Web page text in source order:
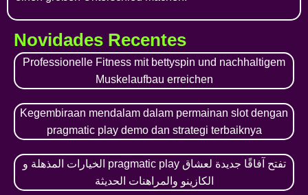
Novidades Recentes
Professionelle Fitness mit bettyspin und nachhaltigem
Muskelaufbau erreichen
Kegembiraan mendalam dalam permainan slot dengan
pragmatic play demo dan strategi terbaiknya
الخيارات المذهلة و pragmatic play تفتح آفاقًا جديدة لعشاق
الكازينو والمراهنات الحديثة